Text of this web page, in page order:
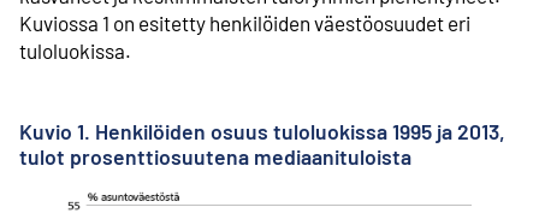
Kuviossa 1 on esitetty henkilöiden väestöosuudet eri
tuloluokissa.
Kuvio 1. Henkilöiden osuus tuloluokissa 1995 ja 2013,
tulot prosenttiosuutena mediaanituloista